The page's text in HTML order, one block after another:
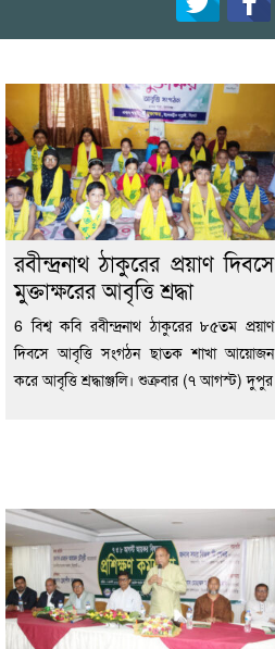
রবীন্দ্রনাথ ঠাকুরের প্রয়াণ দিবসে
মুক্তাক্ষরের আবৃত্তি শ্রদ্ধা
6 বিশ্ব কবি রবীন্দ্রনাথ ঠাকুরের ৮৫তম প্রয়াণ
দিবসে আবৃত্তি সংগঠন ছাতক শাখা আয়োজন
করে আবৃত্তি শ্রদ্ধাঞ্জলি। শুক্রবার (৭ আগস্ট) দুপুর